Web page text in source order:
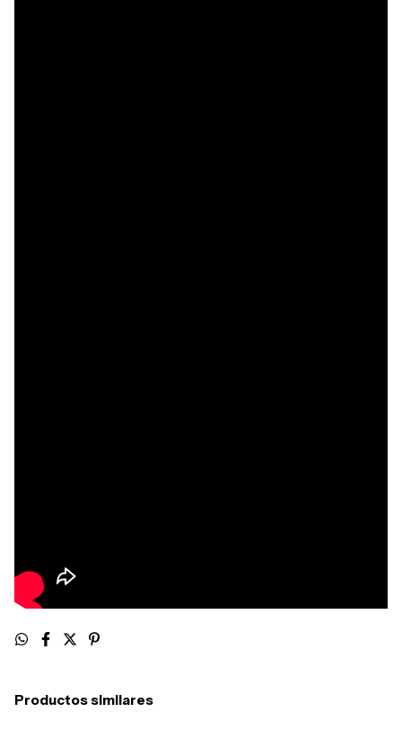
Productos similares